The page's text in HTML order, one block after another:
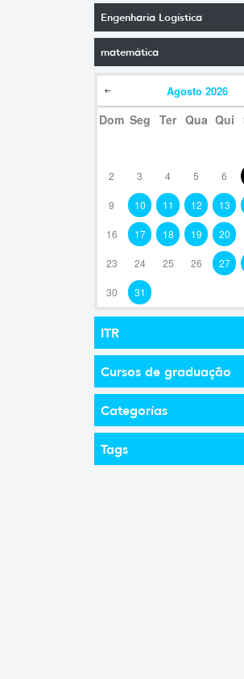
Engenharia Logística
matemática
Agosto 2026
Dom Seg Ter Qua Qui
2 3 4 5 6
9 10 11 12 13
16 17 18 19 20
23 24 25 26 27
30 31
ITR
Cursos de graduação
Categorías
Tags